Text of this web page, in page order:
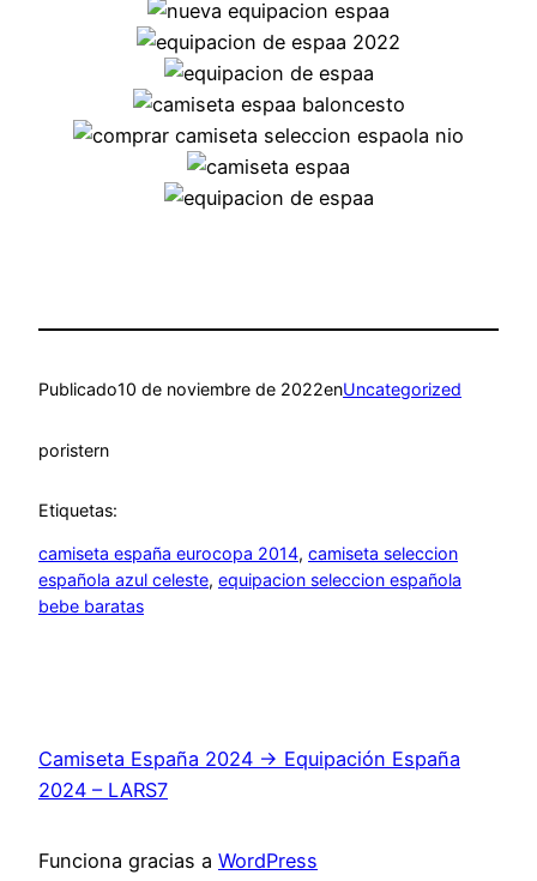
Publicado10 de noviembre de 2022enUncategorized
poristern
Etiquetas:
camiseta españa eurocopa 2014, camiseta seleccion
española azul celeste, equipacion seleccion española
bebe baratas
Camiseta España 2024 → Equipación España
2024 – LARS7
Funciona gracias a WordPress